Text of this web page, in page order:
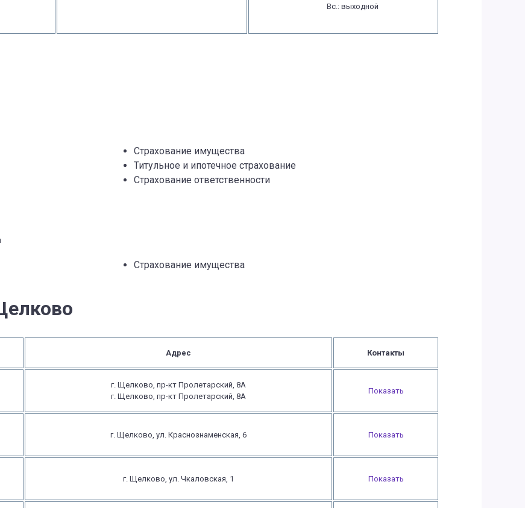
Вс.: выходной
Страхование имущества
Титульное и ипотечное страхование
Страхование ответственности
Страхование имущества
Адрес Контакты
г. Щелково, пр-кт Пролетарский, 8А
г. Щелково, пр-кт Пролетарский, 8А
Показать
г. Щелково, ул. Краснознаменская, 6 Показать
г. Щелково, ул. Чкаловская, 1 Показать